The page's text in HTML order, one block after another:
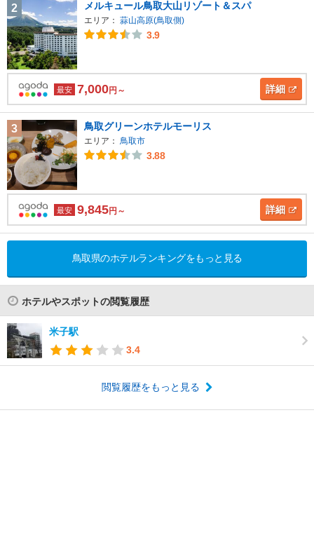
2 メルキュール鳥取大山リゾート＆スパ
エリア： 蒜山高原(鳥取側)
3.9
最安 7,000円～ 詳細
3 鳥取グリーンホテルモーリス
エリア： 鳥取市
3.88
最安 9,845円～ 詳細
鳥取県のホテルランキングをもっと見る
ホテルやスポットの閲覧履歴
米子駅
3.4
閲覧履歴をもっと見る